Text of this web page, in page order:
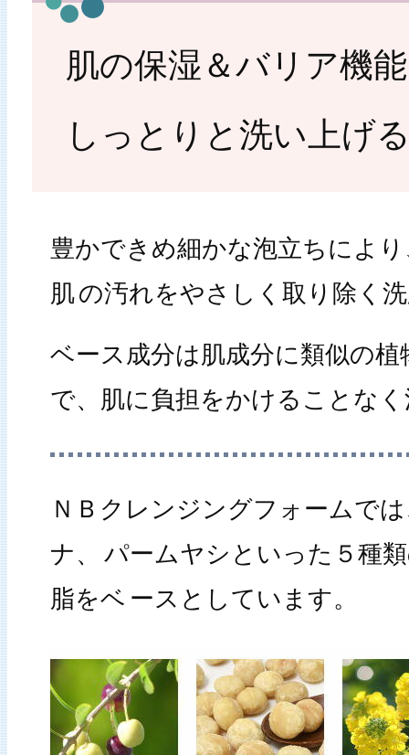
肌の保湿＆バリア機
しっとりと洗い上げ
豊かできめ細かな泡立ちによ
肌の汚れをやさしく取り除く
ベース成分は肌成分に類似の
で、肌に負担をかけることな
ＮＢクレンジングフォームで
ナ、
パームヤシといった５種
脂をベ ースとしています。